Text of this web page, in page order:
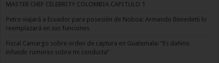
MASTER CHEF CELEBRITY COLOMBIA CAPITULO 1
Petro viajará a Ecuador para posesión de Noboa: Armando Benedetti lo
reemplazará en sus funciones
Fiscal Camargo sobre orden de captura en Guatemala: “Es dañino
infundir rumores sobre mi conducta”